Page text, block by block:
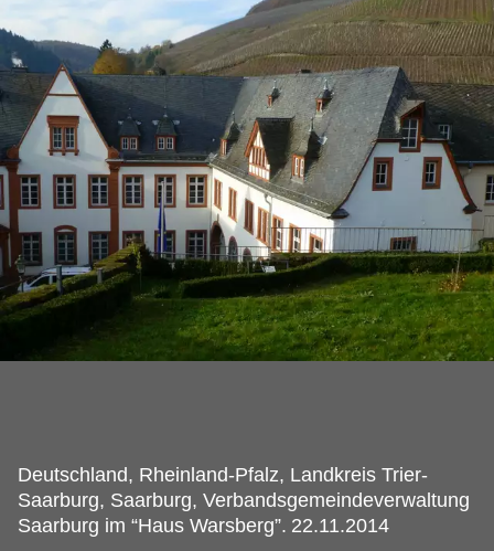
Deutschland, Rheinland-Pfalz, Landkreis Trier-
Saarburg, Saarburg, Verbandsgemeindeverwaltung
Saarburg im “Haus Warsberg”. 22.11.2014